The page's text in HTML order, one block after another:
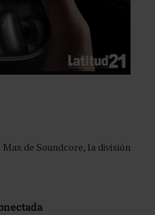
de Soundcore, la división